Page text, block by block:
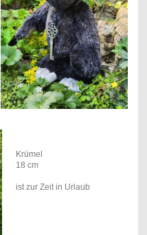
Krümel
18 cm
ist zur Zeit in Urlaub